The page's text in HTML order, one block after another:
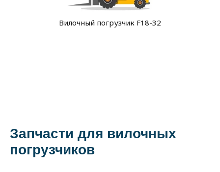
Вилочный погрузчик F18-32
Запчасти для вилочных
погрузчиков